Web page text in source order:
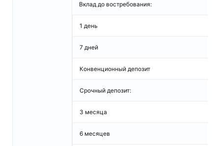
Вклад до востребования:
1 день
7 дней
Конвенционный депозит
Срочный депозит:
3 месяца
6 месяцев